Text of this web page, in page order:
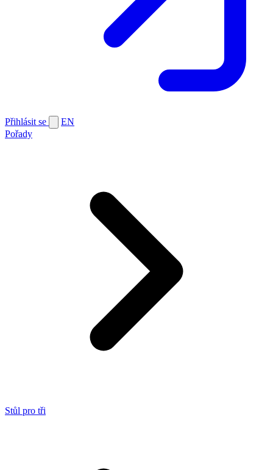
Přihlásit se
EN
Pořady
Stůl pro tři